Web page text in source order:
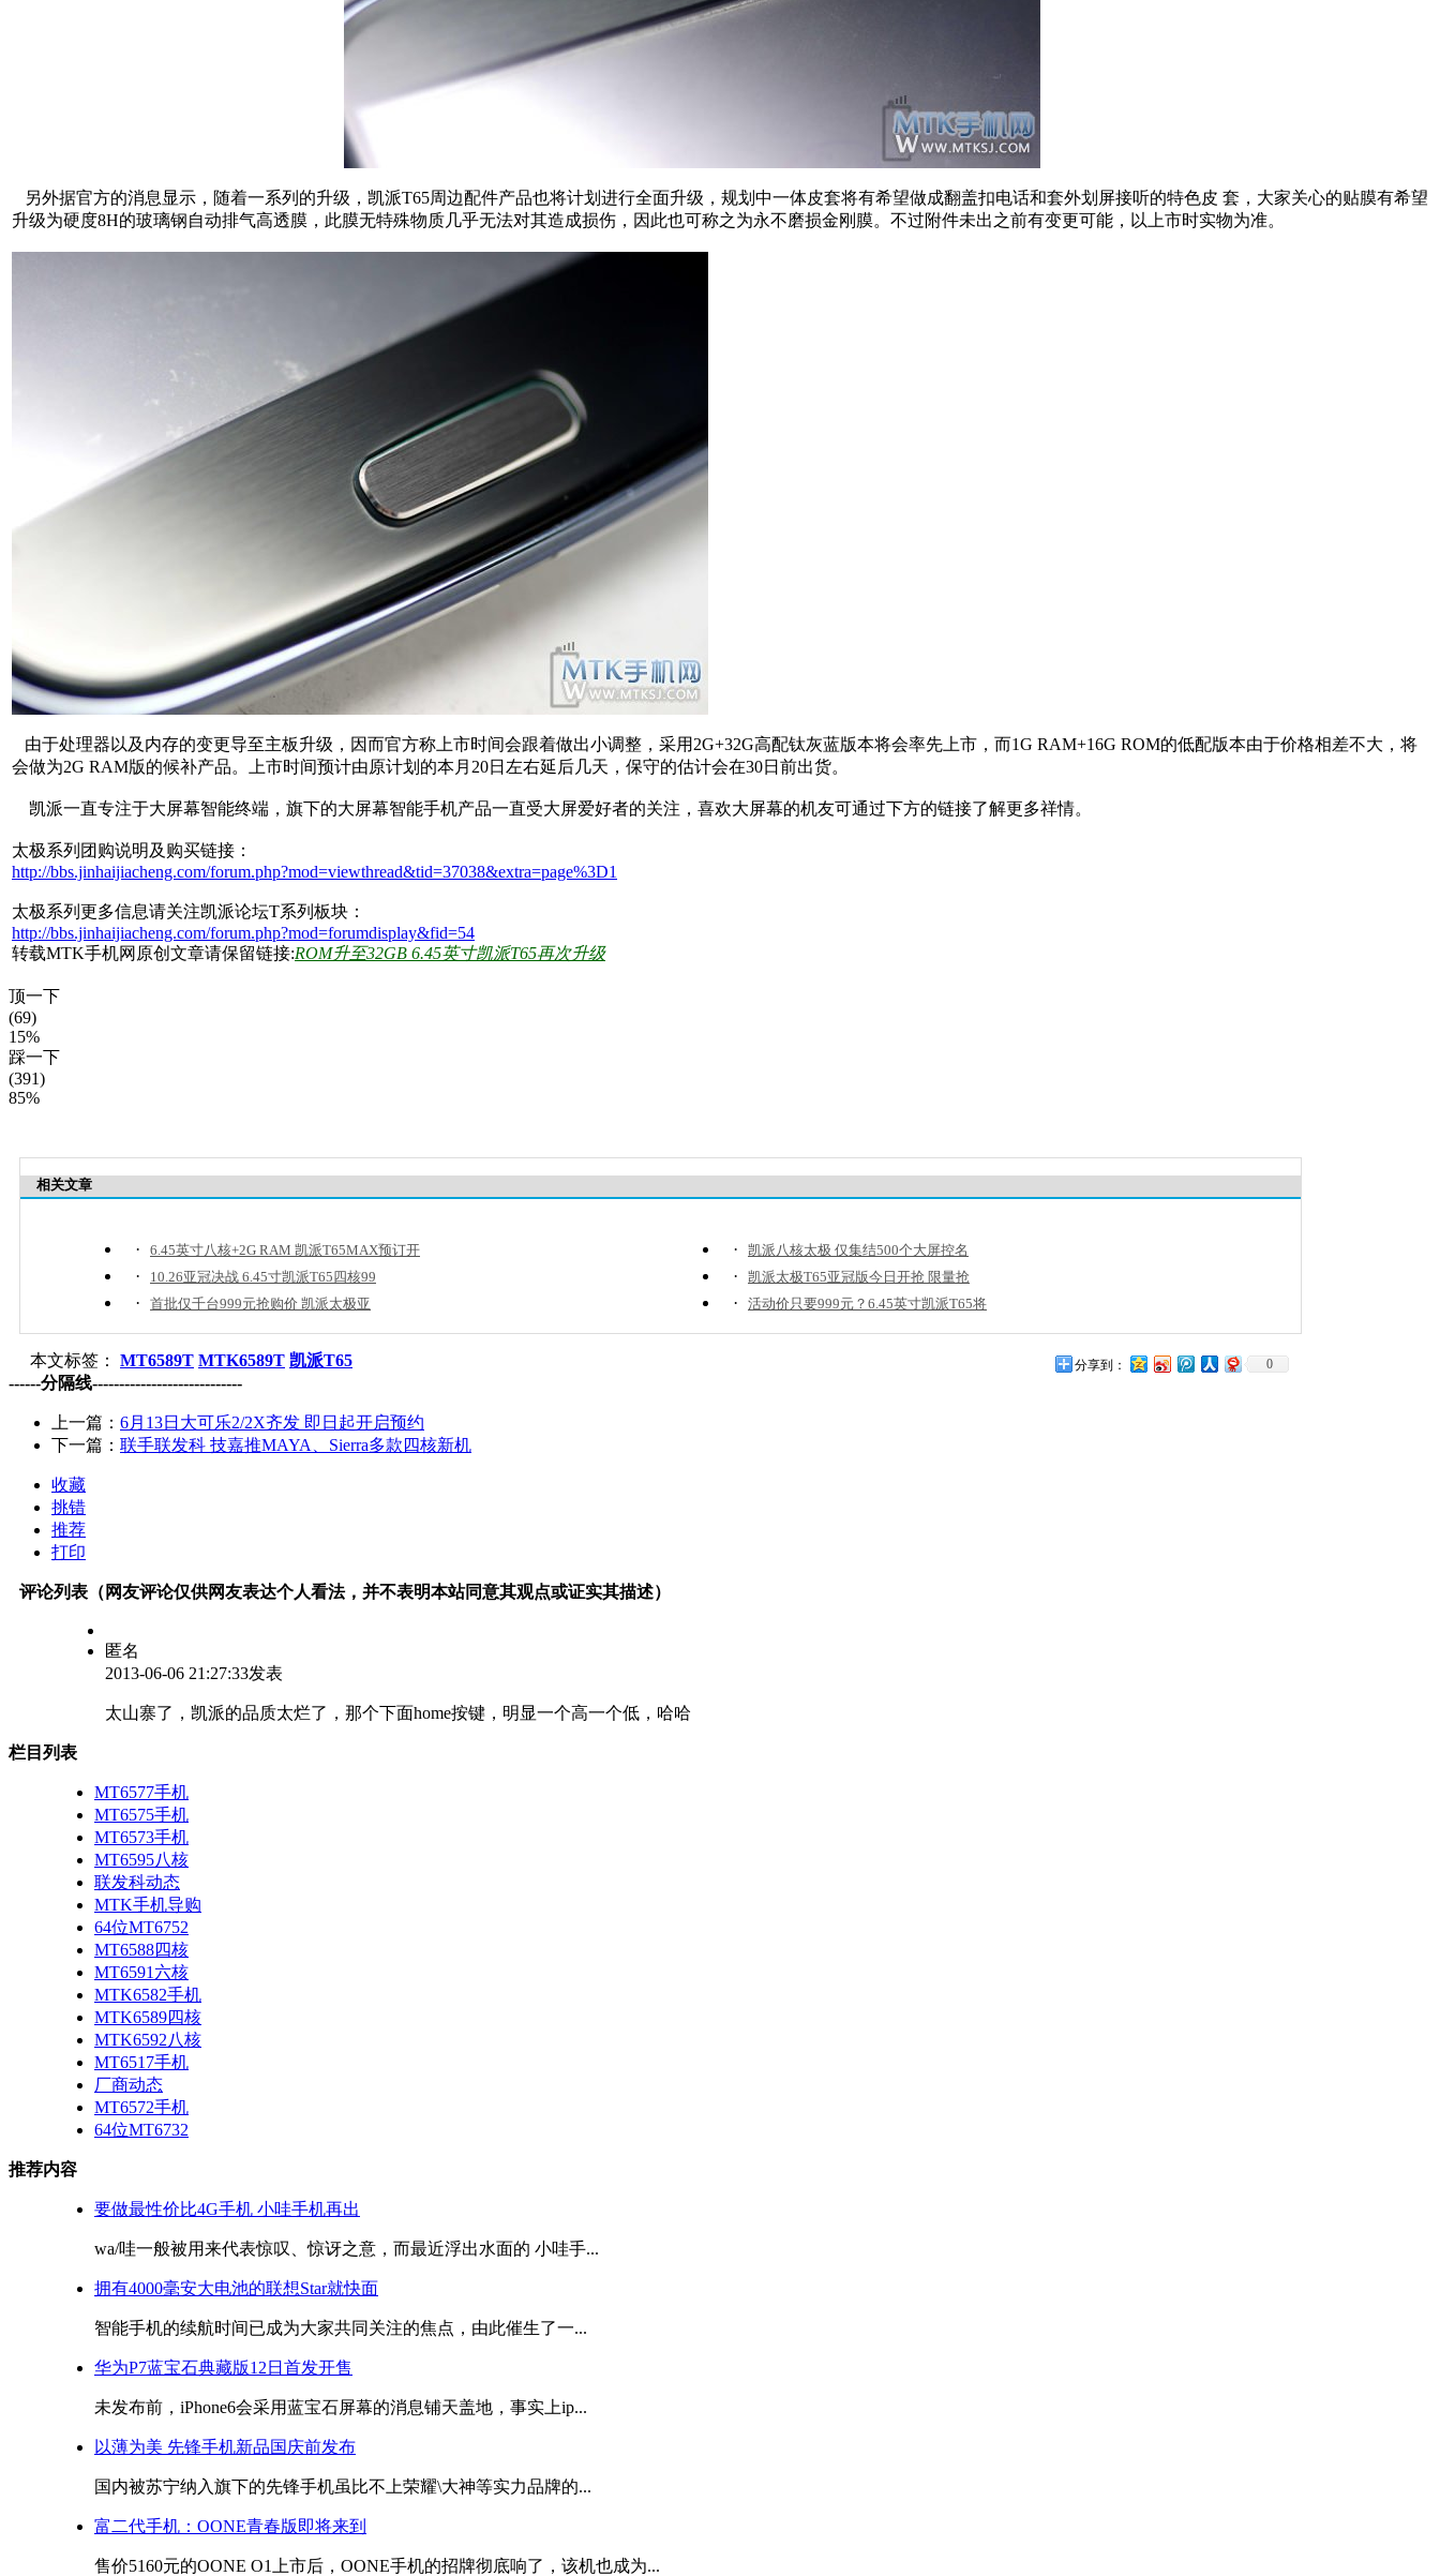
另外据官方的消息显示，随着一系列的升级，凯派T65周边配件产品也将计划进行全面升级，规划中一体皮套将有希望做成翻盖扣电话和套外划屏接听的特色皮 套，大家关心的贴膜有希望
升级为硬度8H的玻璃钢自动排气高透膜，此膜无特殊物质几乎无法对其造成损伤，因此也可称之为永不磨损金刚膜。不过附件未出之前有变更可能，以上市时实物为准。
由于处理器以及内存的变更导至主板升级，因而官方称上市时间会跟着做出小调整，采用2G+32G高配钛灰蓝版本将会率先上市，而1G RAM+16G ROM的低配版本由于价格相差不大，将
会做为2G RAM版的候补产品。上市时间预计由原计划的本月20日左右延后几天，保守的估计会在30日前出货。
凯派一直专注于大屏幕智能终端，旗下的大屏幕智能手机产品一直受大屏爱好者的关注，喜欢大屏幕的机友可通过下方的链接了解更多祥情。
太极系列团购说明及购买链接：
http://bbs.jinhaijiacheng.com/forum.php?mod=viewthread&tid=37038&extra=page%3D1
太极系列更多信息请关注凯派论坛T系列板块：
http://bbs.jinhaijiacheng.com/forum.php?mod=forumdisplay&fid=54
转载MTK手机网原创文章请保留链接:ROM升至32GB 6.45英寸凯派T65再次升级
顶一下
(69)
15%
踩一下
(391)
85%
相关文章
· 6.45英寸八核+2G RAM 凯派T65MAX预订开 · 凯派八核太极 仅集结500个大屏控名
· 10.26亚冠决战 6.45寸凯派T65四核99 · 凯派太极T65亚冠版今日开抢 限量抢
· 首批仅千台999元抢购价 凯派太极亚 · 活动价只要999元？6.45英寸凯派T65将
本文标签： MT6589T MTK6589T 凯派T65 分享到： 0
------分隔线----------------------------
上一篇： 6月13日大可乐2/2X齐发 即日起开启预约
下一篇： 联手联发科 技嘉推MAYA、Sierra多款四核新机
收藏
挑错
推荐
打印
评论列表（网友评论仅供网友表达个人看法，并不表明本站同意其观点或证实其描述）
匿名
2013-06-06 21:27:33发表
太山寨了，凯派的品质太烂了，那个下面home按键，明显一个高一个低，哈哈
栏目列表
MT6577手机
MT6575手机
MT6573手机
MT6595八核
联发科动态
MTK手机导购
64位MT6752
MT6588四核
MT6591六核
MTK6582手机
MTK6589四核
MTK6592八核
MT6517手机
厂商动态
MT6572手机
64位MT6732
推荐内容
要做最性价比4G手机 小哇手机再出
wa/哇一般被用来代表惊叹、惊讶之意，而最近浮出水面的 小哇手...
拥有4000毫安大电池的联想Star就快面
智能手机的续航时间已成为大家共同关注的焦点，由此催生了一...
华为P7蓝宝石典藏版12日首发开售
未发布前，iPhone6会采用蓝宝石屏幕的消息铺天盖地，事实上ip...
以薄为美 先锋手机新品国庆前发布
国内被苏宁纳入旗下的先锋手机虽比不上荣耀\大神等实力品牌的...
富二代手机：OONE青春版即将来到
售价5160元的OONE O1上市后，OONE手机的招牌彻底响了，该机也成为...